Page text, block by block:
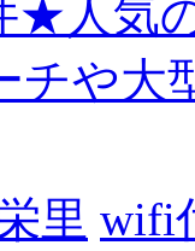
★人気
チや大
里 wifi